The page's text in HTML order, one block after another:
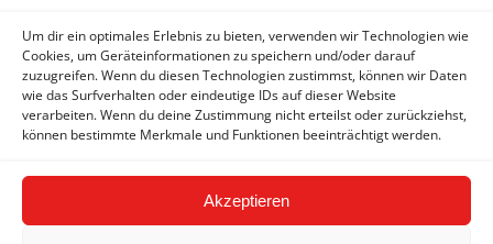
Um dir ein optimales Erlebnis zu bieten, verwenden wir Technologien wie
Cookies, um Geräteinformationen zu speichern und/oder darauf
zuzugreifen. Wenn du diesen Technologien zustimmst, können wir Daten
wie das Surfverhalten oder eindeutige IDs auf dieser Website
verarbeiten. Wenn du deine Zustimmung nicht erteilst oder zurückziehst,
können bestimmte Merkmale und Funktionen beeinträchtigt werden.
Akzeptieren
Suchen…
Search: